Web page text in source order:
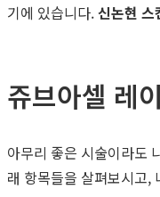
기에 있습니다.신논현 스
쥬브아셀 레
아무리 좋은 시술이라도
래 항목들을 살펴보시고,